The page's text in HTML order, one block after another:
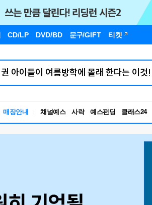
CD/LP DVD/BD 문구/GIFT 티켓
매장안내 채널예스 사락 예스펀딩 클래스24